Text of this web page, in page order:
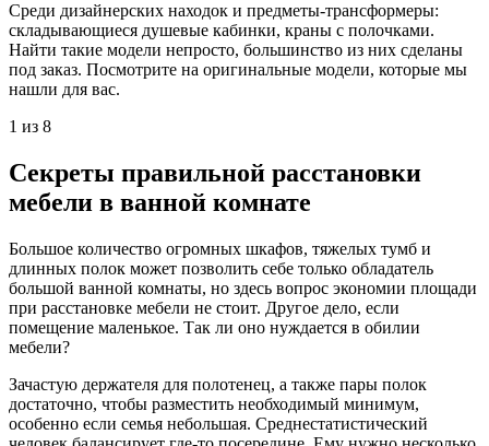
Среди дизайнерских находок и предметы-трансформеры:
складывающиеся душевые кабинки, краны с полочками.
Найти такие модели непросто, большинство из них сделаны
под заказ. Посмотрите на оригинальные модели, которые мы
нашли для вас.
1 из 8
Секреты правильной расстановки
мебели в ванной комнате
Большое количество огромных шкафов, тяжелых тумб и
длинных полок может позволить себе только обладатель
большой ванной комнаты, но здесь вопрос экономии площади
при расстановке мебели не стоит. Другое дело, если
помещение маленькое. Так ли оно нуждается в обилии
мебели?
Зачастую держателя для полотенец, а также пары полок
достаточно, чтобы разместить необходимый минимум,
особенно если семья небольшая. Среднестатистический